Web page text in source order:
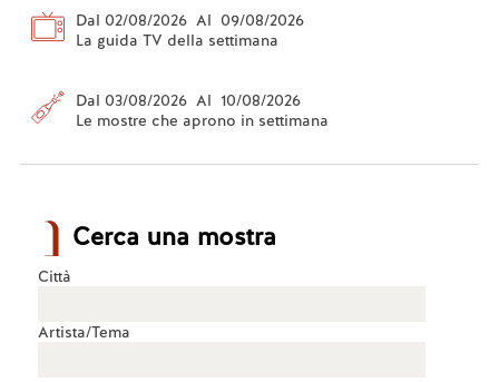
Dal 02/08/2026 Al 09/08/2026
La guida TV della settimana
Dal 03/08/2026 Al 10/08/2026
Le mostre che aprono in settimana
Cerca una mostra
Città
Artista/Tema